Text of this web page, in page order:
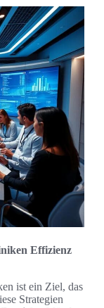
Effizienz
ist ein Ziel, das
Strategien